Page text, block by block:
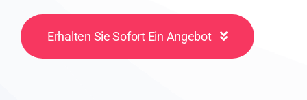
Erhalten Sie Sofort Ein Angebot